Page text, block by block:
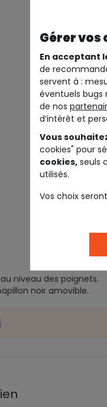
niveau des poignets.
noir amovible.
Gérer vos
En acceptant
de
servent à :
éventuels bugs
de nos
d’intérêt et
Vous
cookies" pour
cookies, seuls
utilisés.
Vos choix seront